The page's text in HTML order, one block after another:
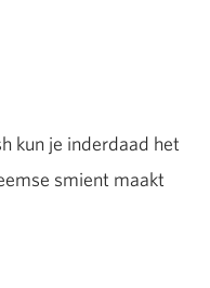
kun je inderdaad het
smient maakt